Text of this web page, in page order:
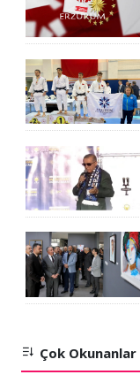
Çok Okunanlar